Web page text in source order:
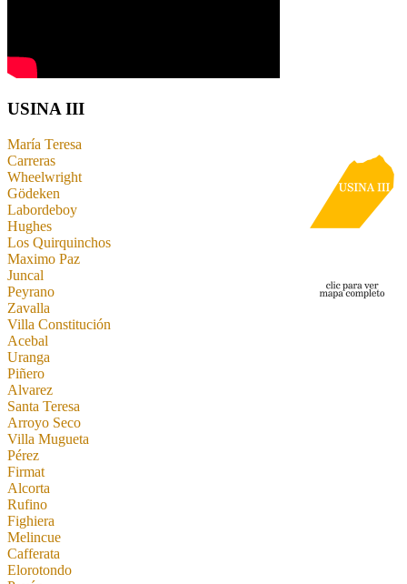
USINA III
María Teresa
Carreras
Wheelwright
Gödeken
Labordeboy
Hughes
Los Quirquinchos
Maximo Paz
Juncal
Peyrano
Zavalla
Villa Constitución
Acebal
Uranga
Piñero
Alvarez
Santa Teresa
Arroyo Seco
Villa Mugueta
Pérez
Firmat
Alcorta
Rufino
Fighiera
Melincue
Cafferata
Elorotondo